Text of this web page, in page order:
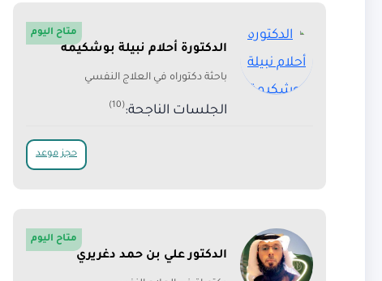
الدكتورة أحلام نبيلة بوشكيمة
باحثة دكتوراه في العلاج النفسي
الجلسات الناجحة:(10)
متاح اليوم
حجز موعد
الدكتور علي بن حمد دغريري
متاح اليوم